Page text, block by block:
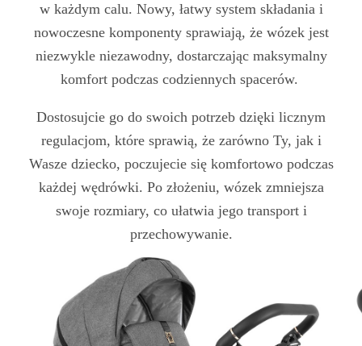
w każdym calu. Nowy, łatwy system składania i
nowoczesne komponenty sprawiają, że wózek jest
niezwykle niezawodny, dostarczając maksymalny
komfort podczas codziennych spacerów.
Dostosujcie go do swoich potrzeb dzięki licznym
regulacjom, które sprawią, że zarówno Ty, jak i
Wasze dziecko, poczujecie się komfortowo podczas
każdej wędrówki. Po złożeniu, wózek zmniejsza
swoje rozmiary, co ułatwia jego transport i
przechowywanie.